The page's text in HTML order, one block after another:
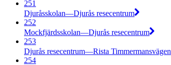
251
Djuråsskolan—Djurås resecentrum
252
Mockfjärdsskolan—Djurås resecentrum
253
Djurås resecentrum—Rista Timmermansvägen
254